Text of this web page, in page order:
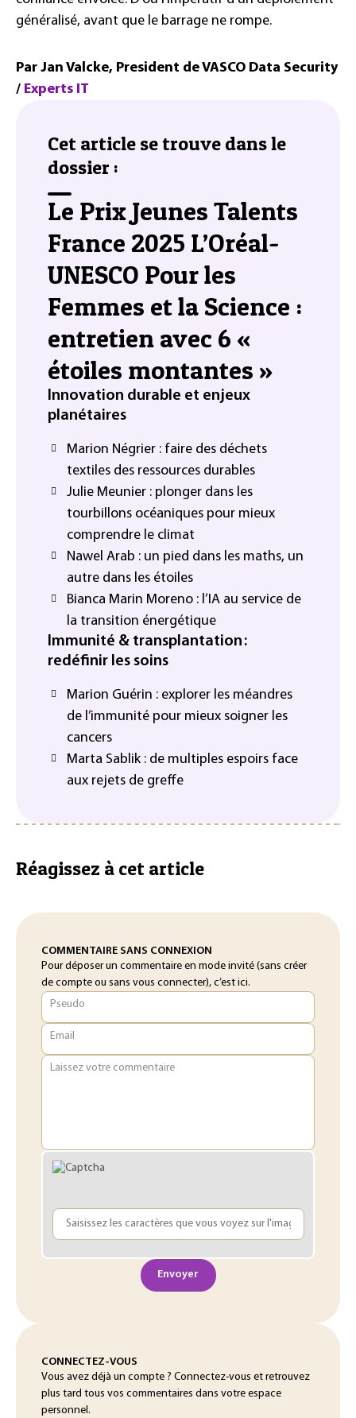
généralisé, avant que le barrage ne rompe.
Par Jan Valcke, President de VASCO Data Security
/ Experts IT
Cet article se trouve dans le
dossier :
Le Prix Jeunes Talents
France 2025 L’Oréal-
UNESCO Pour les
Femmes et la Science :
entretien avec 6 «
étoiles montantes »
Innovation durable et enjeux
planétaires
Marion Négrier : faire des déchets
textiles des ressources durables
Julie Meunier : plonger dans les
tourbillons océaniques pour mieux
comprendre le climat
Nawel Arab : un pied dans les maths, un
autre dans les étoiles
Bianca Marin Moreno : l’IA au service de
la transition énergétique
Immunité & transplantation :
redéfinir les soins
Marion Guérin : explorer les méandres
de l’immunité pour mieux soigner les
cancers
Marta Sablik : de multiples espoirs face
aux rejets de greffe
Réagissez à cet article
COMMENTAIRE SANS CONNEXION
Pour déposer un commentaire en mode invité (sans créer
de compte ou sans vous connecter), c’est ici.
Pseudo
Email
Laissez votre commentaire
Envoyer
CONNECTEZ-VOUS
Vous avez déjà un compte ? Connectez-vous et retrouvez
plus tard tous vos commentaires dans votre espace
personnel.